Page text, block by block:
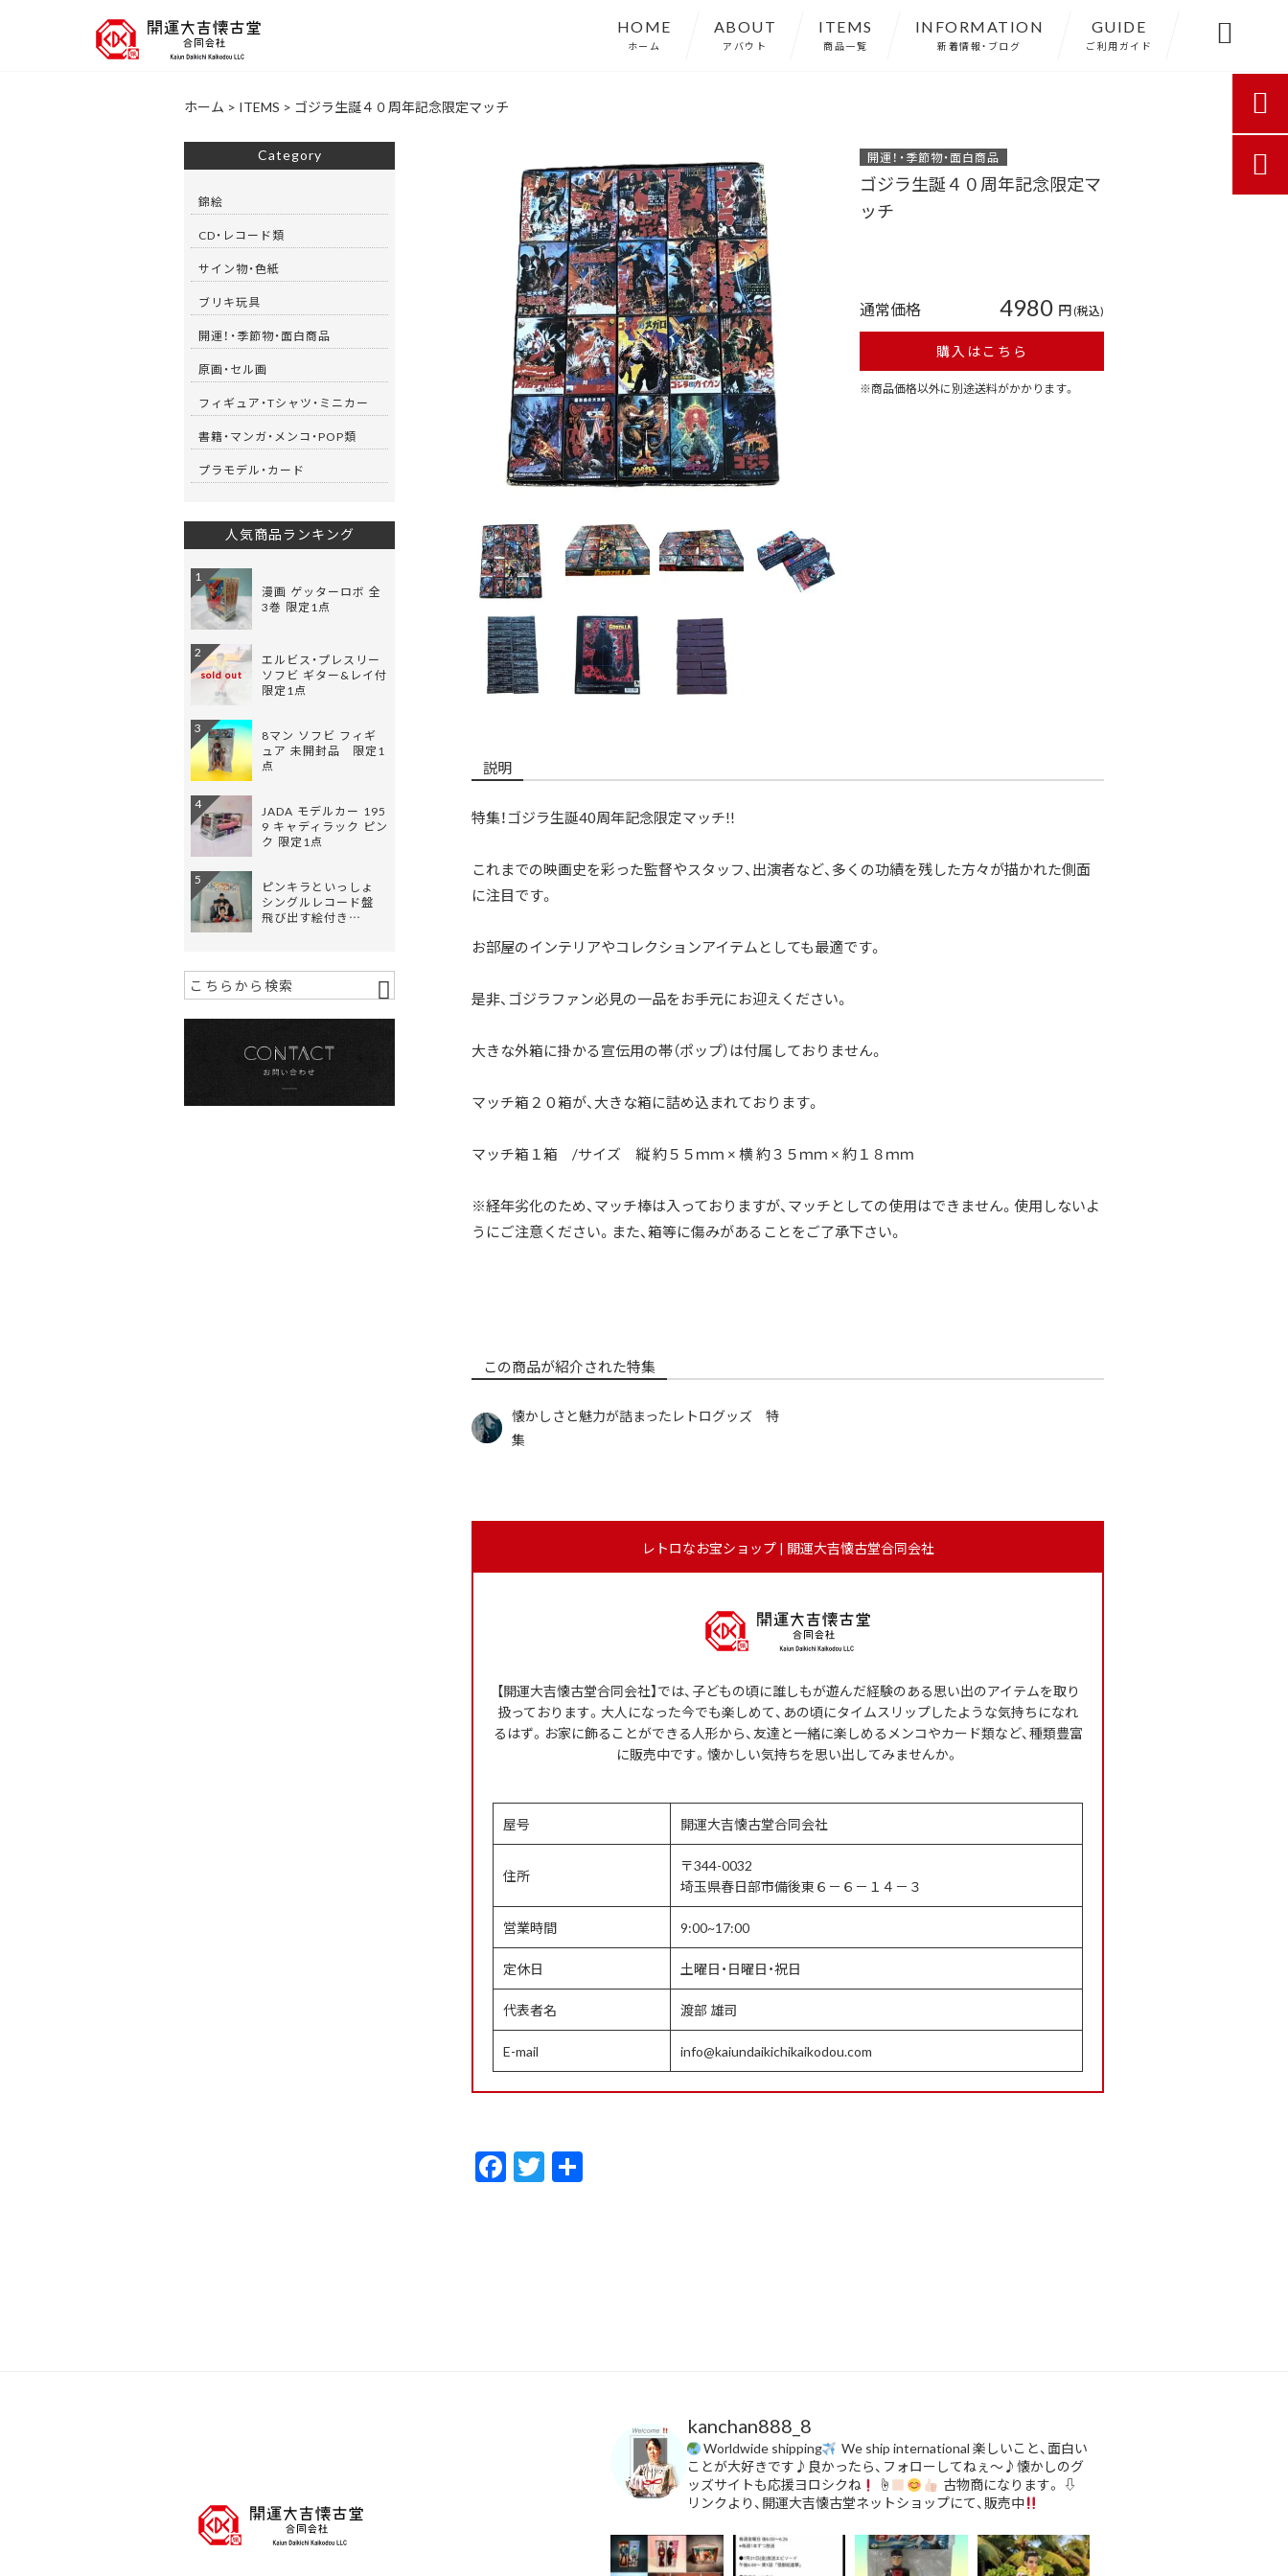
HOME
ホーム
ABOUT
アバウト
ITEMS
商品一覧
INFORMATION
新着情報・ブログ
GUIDE
ご利用ガイド 
ホーム > ITEMS > ゴジラ生誕４０周年記念限定マッチ
開運！・季節物・面白商品
ゴジラ生誕４０周年記念限定マ
ッチ
通常価格 4980 円(税込)
購入はこちら
※商品価格以外に別途送料がかかります。
説明
特集！ゴジラ生誕40周年記念限定マッチ!!
これまでの映画史を彩った監督やスタッフ、出演者など、多くの功績を残した方々が描かれた側面
に注目です。
お部屋のインテリアやコレクションアイテムとしても最適です。
是非、ゴジラファン必見の一品をお手元にお迎えください。
大きな外箱に掛かる宣伝用の帯（ポップ）は付属しておりません。
マッチ箱２０箱が、大きな箱に詰め込まれております。
マッチ箱１箱 /サイズ 縦 約５５ｍｍ × 横 約３５ｍｍ × 約１８ｍｍ
※経年劣化のため、マッチ棒は入っておりますが、マッチとしての使用はできません。使用しないよ
うにご注意ください。また、箱等に傷みがあることをご了承下さい。
この商品が紹介された特集
懐かしさと魅力が詰まったレトログッズ 特
集
レトロなお宝ショップ | 開運大吉懐古堂合同会社
【開運大吉懐古堂合同会社】では、子どもの頃に誰しもが遊んだ経験のある思い出のアイテムを取り
扱っております。大人になった今でも楽しめて、あの頃にタイムスリップしたような気持ちになれ
るはず。お家に飾ることができる人形から、友達と一緒に楽しめるメンコやカード類など、種類豊富
に販売中です。懐かしい気持ちを思い出してみませんか。
屋号 開運大吉懐古堂合同会社
住所
〒344-0032
埼玉県春日部市備後東６－６－１４－３
営業時間 9:00~17:00
定休日 土曜日・日曜日・祝日
代表者名 渡部 雄司
E-mail info@kaiundaikichikaikodou.com
F
ac
T
w
Category
錦絵
CD・レコード類
サイン物・色紙
ブリキ玩具
開運！・季節物・面白商品
原画・セル画
フィギュア・Tシャツ・ミニカー
書籍・マンガ・メンコ・POP類
プラモデル・カード
人気商品ランキング
漫画 ゲッターロボ 全
3巻 限定1点
1
sold out
エルビス・プレスリー
ソフビ ギター&レイ付
限定1点
2
8マン ソフビ フィギ
ュア 未開封品 限定1
点
3
JADA モデルカー 195
9 キャディラック ピン
ク 限定1点
4
ピンキラといっしょ
シングルレコード盤
飛び出す絵付き…
5
kanchan888_8
Worldwide shipping We ship international 楽しいこと、面白い
ことが大好きです♪良かったら、フォローしてねぇ〜♪懐かしのグ
ッズサイトも応援ヨロシクね
☝ 古物商になります。 ⇩
リンクより、開運大吉懐古堂ネットショップにて、販売中

